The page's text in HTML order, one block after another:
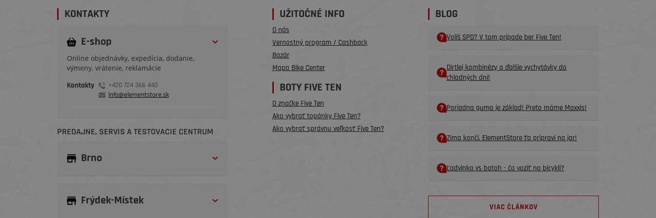
KONTAKTY
E-shop
Online objednávky, expedícia, dodanie,
výmeny, vrátenie, reklamácie
Kontakty
+420 724 366 440
info@elementstore.sk
PREDAJNE, SERVIS A TESTOVACIE CENTRUM
Brno
Frýdek-Místek
UŽITOČNÉ INFO
O nás
Vernostný program / Cashback
Bazár
Mapa Bike Center
BOTY FIVE TEN
O značke Five Ten
Ako vybrať topánky Five Ten?
Ako vybrať správnu veľkosť Five Ten?
BLOG
Volíš SPD? V tom prípade ber Five Ten!
Dirtlej kombinézy a ďalšie vychytávky do
chladných dní!
Poriadna guma je základ! Preto máme Maxxis!
Zima končí. ElementStore ťa pripraví na jar!
Ľadvinka vs batoh - čo voziť na bicykli?
VIAC ČLÁNKOV